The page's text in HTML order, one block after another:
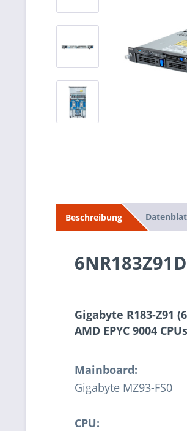
Beschreibung
Gigabyte R183-Z91
AMD EPYC 9004
Mainboard:
Gigabyte MZ93-FS0
CPU: